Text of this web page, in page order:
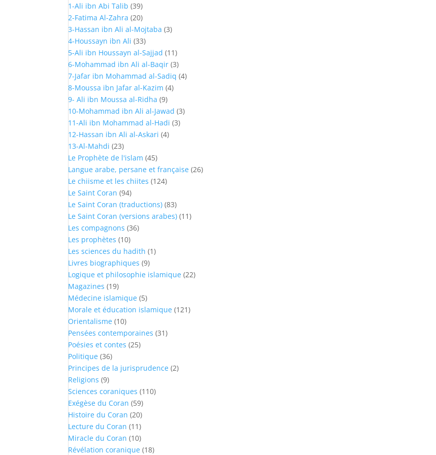
1-Ali ibn Abi Talib (39)
2-Fatima Al-Zahra (20)
3-Hassan ibn Ali al-Mojtaba (3)
4-Houssayn ibn Ali (33)
5-Ali ibn Houssayn al-Sajjad (11)
6-Mohammad ibn Ali al-Baqir (3)
7-Jafar ibn Mohammad al-Sadiq (4)
8-Moussa ibn Jafar al-Kazim (4)
9- Ali ibn Moussa al-Ridha (9)
10-Mohammad ibn Ali al-Jawad (3)
11-Ali ibn Mohammad al-Hadi (3)
12-Hassan ibn Ali al-Askari (4)
13-Al-Mahdi (23)
Le Prophète de l'islam (45)
Langue arabe, persane et française (26)
Le chiisme et les chiites (124)
Le Saint Coran (94)
Le Saint Coran (traductions) (83)
Le Saint Coran (versions arabes) (11)
Les compagnons (36)
Les prophètes (10)
Les sciences du hadith (1)
Livres biographiques (9)
Logique et philosophie islamique (22)
Magazines (19)
Médecine islamique (5)
Morale et éducation islamique (121)
Orientalisme (10)
Pensées contemporaines (31)
Poésies et contes (25)
Politique (36)
Principes de la jurisprudence (2)
Religions (9)
Sciences coraniques (110)
Exégèse du Coran (59)
Histoire du Coran (20)
Lecture du Coran (11)
Miracle du Coran (10)
Révélation coranique (18)